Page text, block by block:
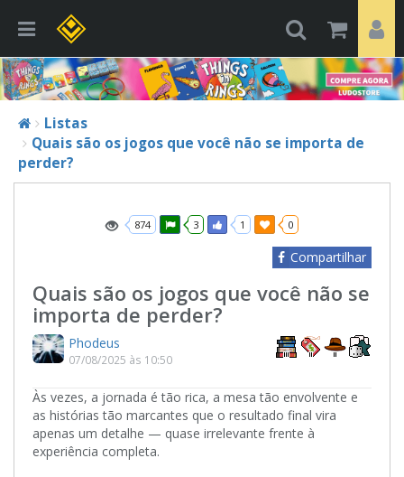
Listas
Quais são os jogos que você não se importa de
perder?
874 3 1 0
Compartilhar
Quais são os jogos que você não se
importa de perder?
Phodeus
07/08/2025 às 10:50
Às vezes, a jornada é tão rica, a mesa tão envolvente e
as histórias tão marcantes que o resultado final vira
apenas um detalhe — quase irrelevante frente à
experiência completa.